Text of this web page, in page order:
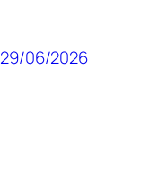
29/06/2026